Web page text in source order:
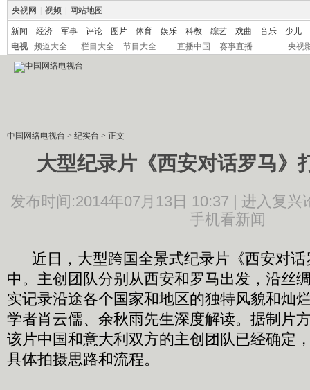
央视网 视频 网站地图
新闻 经济 军事 评论 图片 体育 娱乐 科教 综艺 戏曲 音乐
少儿
电视
频道大全 栏目大全 节目大全 直播中国 赛事直播 央视
中国网络电视台 > 纪实台 > 正文
大型纪录片《西安对话罗马》
发布时间:2014年07月13日 10:37 | 进入复兴
手机看新闻
近日，大型跨国全景式纪录片《西安对话
中。主创团队分别从西安和罗马出发，沿丝
实记录沿途各个国家和地区的独特风貌和灿
学者肖云儒、余秋雨先生深度解读。据制片
该片中国和意大利双方的主创团队已经确定
具体拍摄思路和流程。